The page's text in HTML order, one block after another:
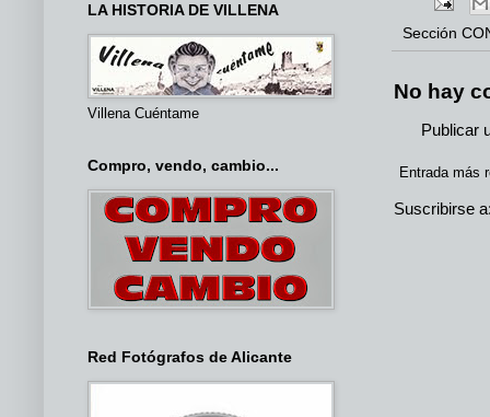
Sección
No hay
Publicar
Entrada más
Suscribirse
LA HISTORIA DE VILLENA
Villena Cuéntame
Compro, vendo, cambio...
Red Fotógrafos de Alicante